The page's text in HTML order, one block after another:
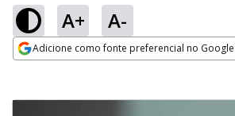
A+ A-
Adicione como fonte preferencial no Google